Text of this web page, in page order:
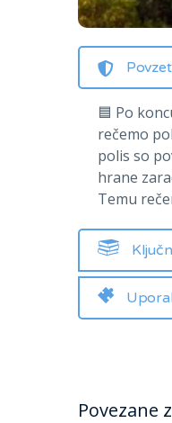
🟦 Po
rečemo
polis so
hrane
Temu
Povezane